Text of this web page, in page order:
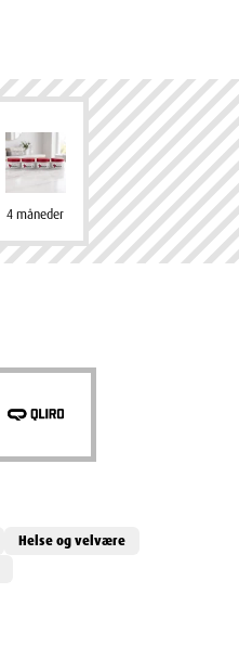
4 måneder
Helse og velvære